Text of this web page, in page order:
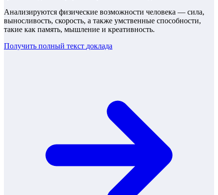
Анализируются физические возможности человека — сила,
выносливость, скорость, а также умственные способности,
такие как память, мышление и креативность.
Получить полный текст доклада